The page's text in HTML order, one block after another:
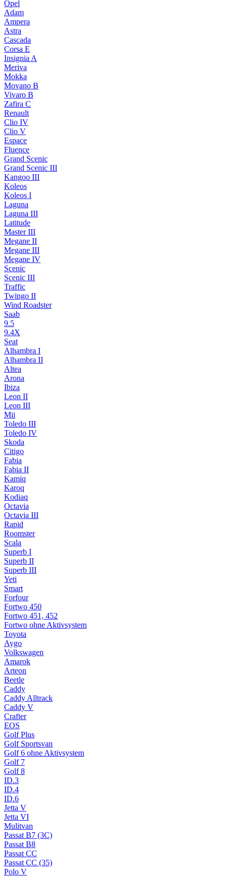
Opel
Adam
Ampera
Astra
Cascada
Corsa E
Insignia A
Meriva
Mokka
Movano B
Vivaro B
Zafira C
Renault
Clio IV
Clio V
Espace
Fluence
Grand Scenic
Grand Scenic III
Kangoo III
Koleos
Koleos I
Laguna
Laguna III
Latitude
Master III
Megane II
Megane III
Megane IV
Scenic
Scenic III
Traffic
Twingo II
Wind Roadster
Saab
9.5
9.4X
Seat
Alhambra I
Alhambra II
Altea
Arona
Ibiza
Leon II
Leon III
Mii
Toledo III
Toledo IV
Skoda
Citigo
Fabia
Fabia II
Kamiq
Karoq
Kodiaq
Octavia
Octavia III
Rapid
Roomster
Scala
Superb I
Superb II
Superb III
Yeti
Smart
Forfour
Fortwo 450
Fortwo 451, 452
Fortwo ohne Aktivsystem
Toyota
Aygo
Volkswagen
Amarok
Arteon
Beetle
Caddy
Caddy Alltrack
Caddy V
Crafter
EOS
Golf Plus
Golf Sportsvan
Golf 6 ohne Aktivsystem
Golf 7
Golf 8
ID.3
ID.4
ID.6
Jetta V
Jetta VI
Mulitvan
Passat B7 (3C)
Passat B8
Passat CC
Passat CC (35)
Polo V